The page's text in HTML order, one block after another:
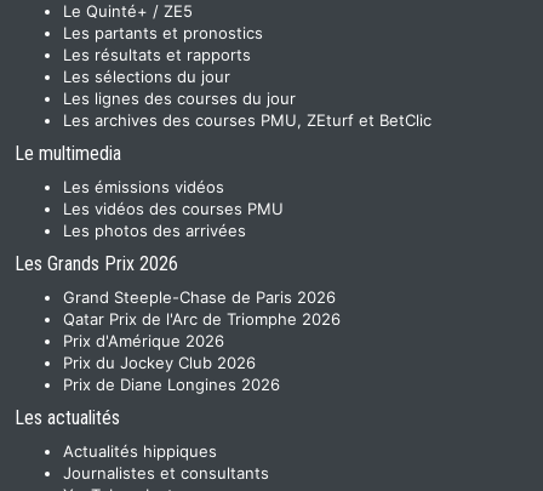
Le Quinté+ / ZE5
Les partants et pronostics
Les résultats et rapports
Les sélections du jour
Les lignes des courses du jour
Les archives des courses PMU, ZEturf et BetClic
Le multimedia
Les émissions vidéos
Les vidéos des courses PMU
Les photos des arrivées
Les Grands Prix 2026
Grand Steeple-Chase de Paris 2026
Qatar Prix de l'Arc de Triomphe 2026
Prix d'Amérique 2026
Prix du Jockey Club 2026
Prix de Diane Longines 2026
Les actualités
Actualités hippiques
Journalistes et consultants